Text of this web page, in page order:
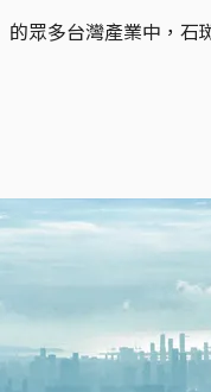
眾多台灣產業中，